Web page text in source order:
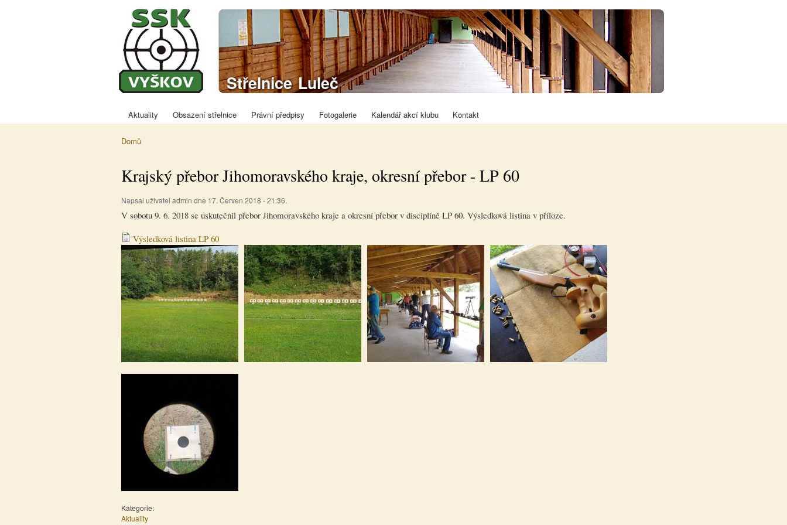
Přejít k
hlavnímu
obsahu
Sportovně
střelecký klub
Střelnice Luleč
Hlavní menu
Aktuality Obsazení střelnice Právní předpisy Fotogalerie Kalendář akcí klubu Kontakt
Domů
Krajský přebor Jihomoravského kraje, okresní přebor - LP 60
Napsal uživatel admin dne 17. Červen 2018 - 21:36.
V sobotu 9. 6. 2018 se uskutečnil přebor Jihomoravského kraje a okresní přebor v disciplíně LP 60. Výsledková listina v příloze.
Výsledková listina LP 60
Kategorie:
Aktuality